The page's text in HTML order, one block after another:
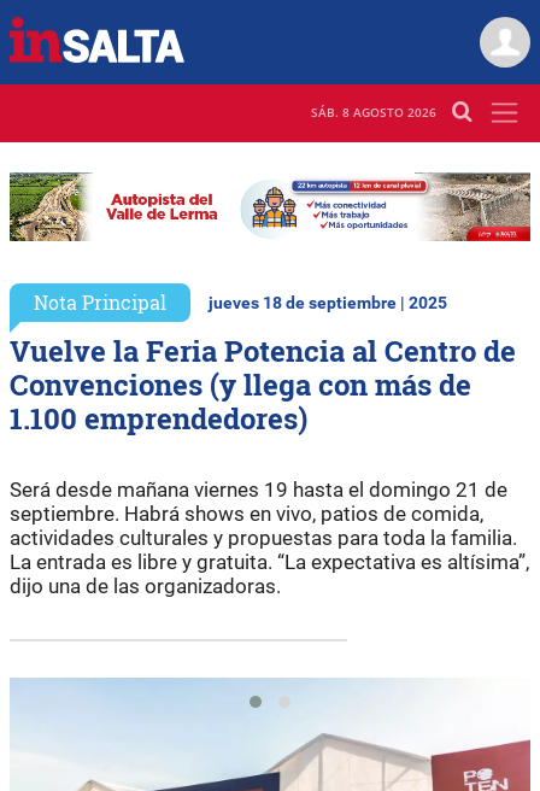
SÁB. 8 AGOSTO 2026
Nota Principal jueves 18 de septiembre | 2025
Vuelve la Feria Potencia al Centro de
Convenciones (y llega con más de
1.100 emprendedores)
Será desde mañana viernes 19 hasta el domingo 21 de
septiembre. Habrá shows en vivo, patios de comida,
actividades culturales y propuestas para toda la familia.
La entrada es libre y gratuita. “La expectativa es altísima”,
dijo una de las organizadoras.